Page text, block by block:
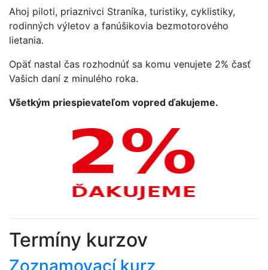
Ahoj piloti, priaznivci Straníka, turistiky, cyklistiky,
rodinných výletov a fanúšikovia bezmotorového
lietania.
Opäť nastal čas rozhodnúť sa komu venujete 2% časť
Vašich daní z minulého roka.
Všetkým priespievateľom vopred ďakujeme.
Termíny kurzov
Zoznamovací kurz